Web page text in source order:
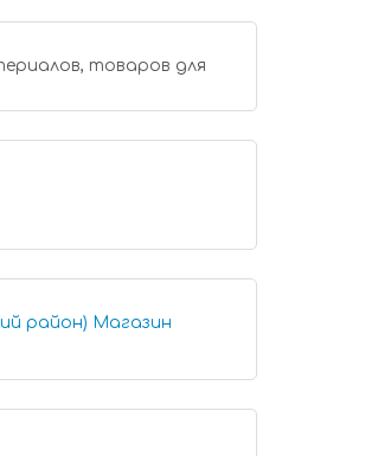
товаров для
Магазин